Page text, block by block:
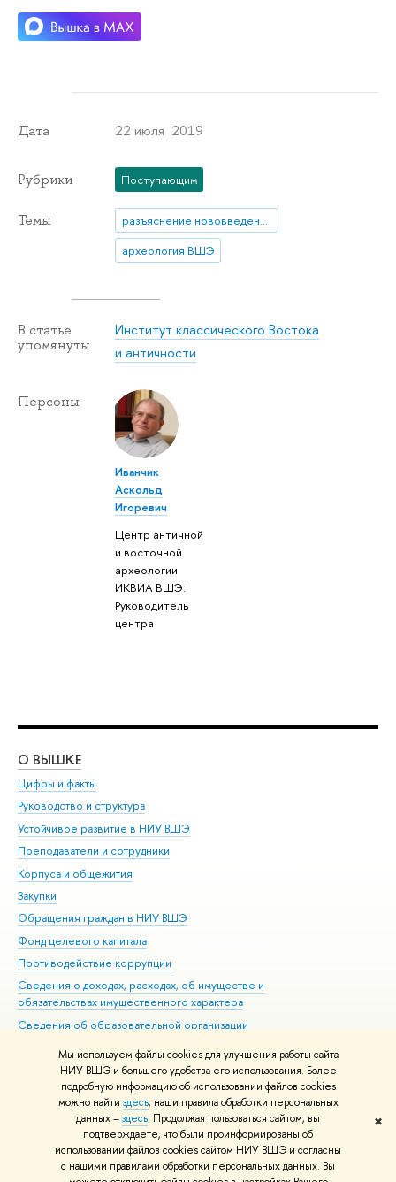
Мы используем файлы cookies для улучшения работы сайта
НИУ ВШЭ и большего удобства его использования. Более
подробную информацию об использовании файлов cookies
можно найти здесь, наши правила обработки персональных
данных –здесь. Продолжая пользоваться сайтом, вы
подтверждаете, что были проинформированы об
использовании файлов cookies сайтом НИУ ВШЭ и согласны
с нашими правилами обработки персональных данных. Вы
✖
Дата 22 июля 2019
Рубрики Поступающим
Темы
разъяснение нововведения
археология ВШЭ
В статье
упомянуты
Институт классического Востока
и античности
Персоны
Иванчик
Аскольд
Игоревич
Центр античной
и восточной
археологии
ИКВИА ВШЭ:
Руководитель
центра
О ВЫШКЕ
Цифры и факты
Руководство и структура
Устойчивое развитие в НИУ ВШЭ
Преподаватели и сотрудники
Корпуса и общежития
Закупки
Обращения граждан в НИУ ВШЭ
Фонд целевого капитала
Противодействие коррупции
Сведения о доходах, расходах, об имуществе и
обязательствах имущественного характера
Сведения об образовательной организации
Людям с ограниченными возможностями здоровья
Единая платежная страница
Работа в Вышке
© НИУ ВШЭ 1993–2026 Адреса и контакты Условия использования
материалов Политика конфиденциальности Карта сайта